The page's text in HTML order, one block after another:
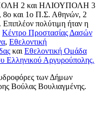
2 και ΗΛΙΟΥΠΟΛΗ 3
8ο και 1ο Π.Σ. Αθηνών, 2
πολύτιμη ήταν η
Κέντρο Προστασίας Δασών
, Εθελοντική
και Εθελοντική Ομάδα
Ελληνικού Αργυρούπολης.
των Δήμων
Βούλας Βουλιαγμένης.